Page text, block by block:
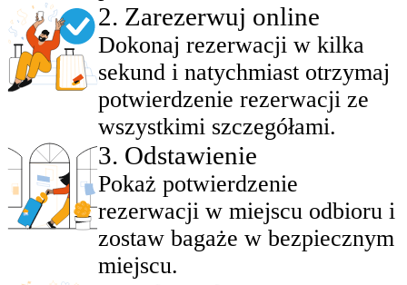
2. Zarezerwuj online
Dokonaj rezerwacji w kilka
sekund i natychmiast otrzymaj
potwierdzenie rezerwacji ze
wszystkimi szczegółami.
3. Odstawienie
Pokaż potwierdzenie
rezerwacji w miejscu odbioru i
zostaw bagaże w bezpiecznym
miejscu.